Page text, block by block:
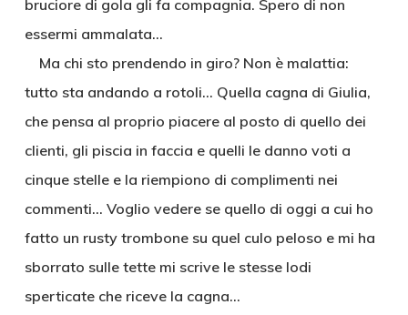
bruciore di gola gli fa compagnia. Spero di non
essermi ammalata…
Ma chi sto prendendo in giro? Non è malattia:
tutto sta andando a rotoli… Quella cagna di Giulia,
che pensa al proprio piacere al posto di quello dei
clienti, gli piscia in faccia e quelli le danno voti a
cinque stelle e la riempiono di complimenti nei
commenti… Voglio vedere se quello di oggi a cui ho
fatto un rusty trombone su quel culo peloso e mi ha
sborrato sulle tette mi scrive le stesse lodi
sperticate che riceve la cagna…